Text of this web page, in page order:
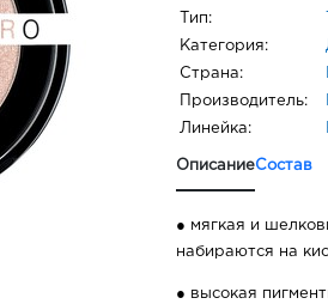
Тип:
Категория:
Страна:
Производитель:
Линейка:
ОписаниеСостав
● мягкая и
набираются на
● высокая